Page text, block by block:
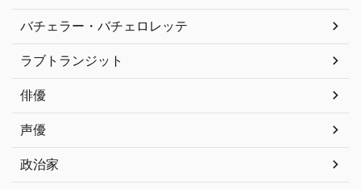
バチェラー・バチェロレッテ
ラブトランジット
俳優
声優
政治家